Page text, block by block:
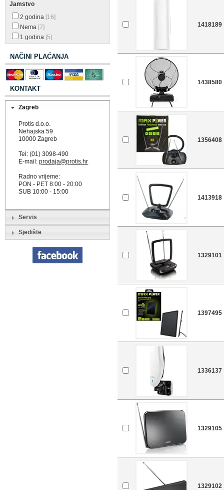
Jamstvo
2 godina [16]
Nema [7]
1 godina [5]
NAČINI PLAĆANJA
KONTAKT
Zagreb
Protis d.o.o.
Nehajska 59
10000 Zagreb
Tel: (01) 3098-490
E-mail:prodaja@protis.hr
Radno vrijeme:
PON - PET 8:00 - 20:00
SUB 10:00 - 15:00
Servis
Sjedište
1418189
1438580
1356408
1413918
1329101
1397495
1336137
1329105
1329102